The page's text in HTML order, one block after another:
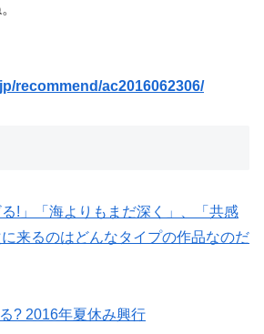
recommend/ac2016062306/
る!」「海よりもまだ深く」、「共感
来るのはどんなタイプの作品なのだ
? 2016年夏休み興行